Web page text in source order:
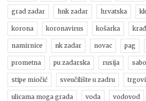
grad zadar hnk zadar hrvatska
korona koronavirus košarka
namirnice nk zadar novac pag
prometna pu zadarska rusija
stipe miočić sveučilište u zadru
ulicama moga grada voda vodovod